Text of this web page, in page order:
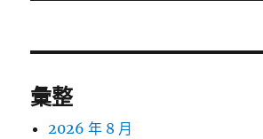
彙整
2026 年 8 月